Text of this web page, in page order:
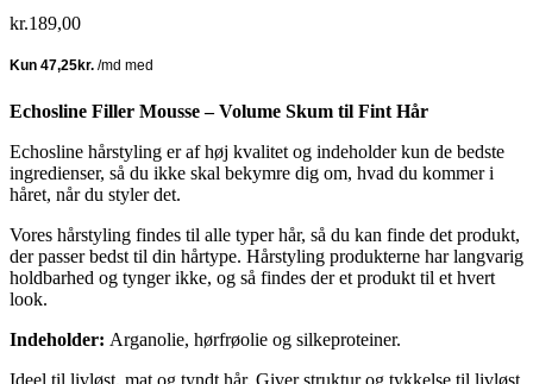
kr.189,00
Echosline Filler Mousse – Volume Skum til Fint Hår
Echosline hårstyling er af høj kvalitet og indeholder kun de bedste
ingredienser, så du ikke skal bekymre dig om, hvad du kommer i
håret, når du styler det.
Vores hårstyling findes til alle typer hår, så du kan finde det produkt,
der passer bedst til din hårtype. Hårstyling produkterne har langvarig
holdbarhed og tynger ikke, og så findes der et produkt til et hvert
look.
Indeholder: Arganolie, hørfrøolie og silkeproteiner.
Ideel til livløst, mat og tyndt hår. Giver struktur og tykkelse til livløst